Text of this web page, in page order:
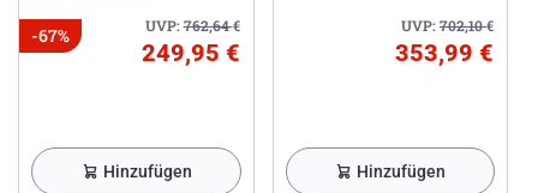
UVP:762,64€
-67%
249,95 €
Hinzufügen
UVP:702,10€
353,99 €
Hinzufügen